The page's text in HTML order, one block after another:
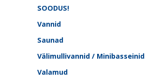
SOODUS!
Vannid
Saunad
Välimullivannid / Minibasseinid
Valamud